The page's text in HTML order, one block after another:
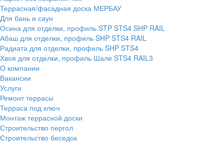
Террасная/фасадная доска МЕРБАУ
Для бань и саун
Осина для отделки, профиль STP STS4 SHP RAIL
Абаш для отделки, профиль SHP STS4 RAIL
Радиата для отделки, профиль SHP STS4
Хвоя для отделки, профиль Шале STS4 RAIL3
О компании
Вакансии
Услуги
Ремонт террасы
Терраса под ключ
Монтаж террасной доски
Строительство пергол
Строительство беседок